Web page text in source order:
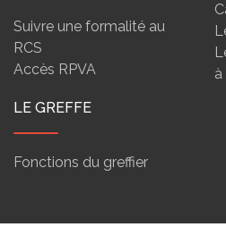
Suivre une formalité au
RCS
Accès RPVA
LE GREFFE
Fonctions du greffier